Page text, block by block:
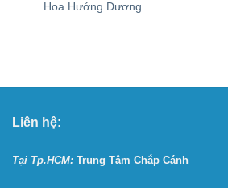
Hoa Hướng Dương
Liên hệ:
Tại Tp.HCM: Trung Tâm Chắp Cánh